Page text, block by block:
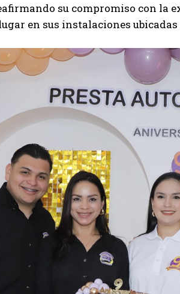
su compromiso con
en sus instalaciones ubicadas